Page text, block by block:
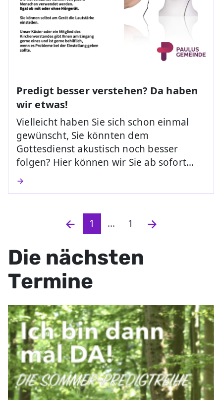
Predigt besser verstehen? Da haben
wir etwas!
Vielleicht haben Sie sich schon einmal
gewünscht, Sie könnten dem
Gottesdienst akustisch noch besser
folgen? Hier können wir Sie ab sofort…
1 ... 1
Die nächsten
Termine